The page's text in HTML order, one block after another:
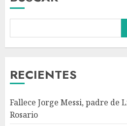
RECIENTES
Fallece Jorge Messi, padre de
Rosario
Colombia
de
Detienen
M4,